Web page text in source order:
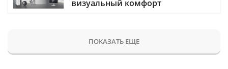
визуальный комфорт
ПОКАЗАТЬ ЕЩЕ